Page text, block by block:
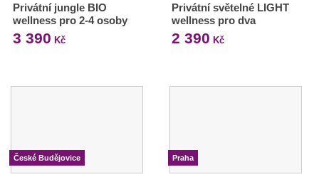
Privátní jungle BIO
wellness pro 2-4 osoby
3 390 Kč
Privátní světelné LIGHT
wellness pro dva
2 390 Kč
České Budějovice Praha